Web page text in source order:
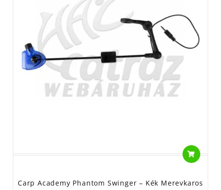
Carp Academy Phantom Swinger – Kék Merevkaros